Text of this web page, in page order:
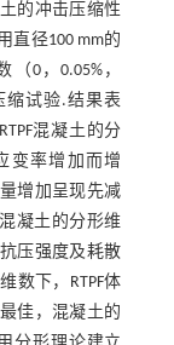
的冲击压缩性
直径100 mm的
0，0.05%，
缩试验.结果表
混凝土的分
变率增加而增
增加呈现先减
凝土的分形维
压强度及耗散
数下，RTPF体
佳，混凝土的